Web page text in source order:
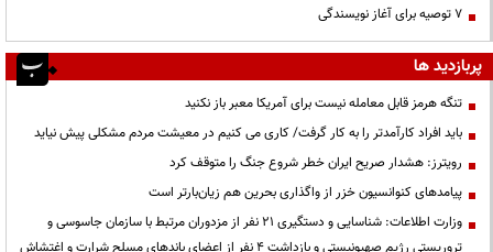
۷ توصیه برای آغاز نویسندگی
پربازدید ها
تنگه هرمز قابل معامله نیست برای آمریکا معبر باز نکنید
باید افراد کارآمدتر را به کار گرفت/ کاری می کنیم در معیشت مردم مشکلی پیش نیاید
رویترز: هشدار صریح ایران خطر شروع جنگ را متوقف کرد
پیامدهای کنوانسیون خزر از واگذاری بحرین هم زیان‌بارتر است
وزارت اطلاعات: شناسایی و دستگیری ۲۱ نفر از مزدوران مرتبط با سازمان جاسوسی و